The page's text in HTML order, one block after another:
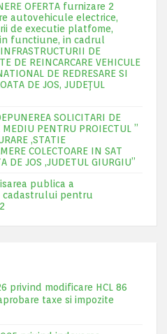
OFERTA furnizare 2
autovehicule electrice,
de executie platfome,
functiune, in cadrul
DE
DE REINCARCARE VEHICULE
DE REDRESARE SI
DE JOS, JUDEŢUL
SOLICITARI DE
PENTRU PROIECTUL ”
,STATIE
COLECTOARE IN SAT
DE JOS ,JUDETUL GIURGIU”
publica a
cadastrului pentru
privind modificare HCL 86
taxe si impozite